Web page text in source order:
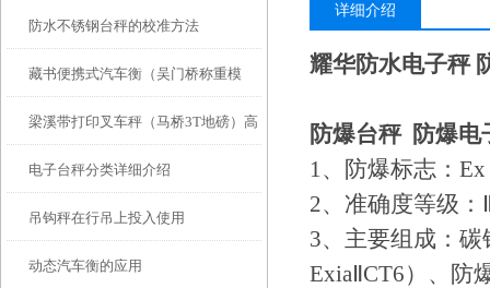
防水不锈钢台秤的校准方法
藏书便携式汽车衡（吴门桥称重模
块）友新地磅维修
梁溪带打印叉车秤（马桥3T地磅）高
桥防腐蚀电子称）廊下防爆电子吊秤
维修
电子台秤分类详细介绍
吊钩秤在行吊上投入使用
动态汽车衡的应用
详细介绍
耀华防水电子秤
防爆台秤 防爆电
1、防爆标志：
2、准确度等级：
3、主要组成：
ExiaⅡCT6）、防